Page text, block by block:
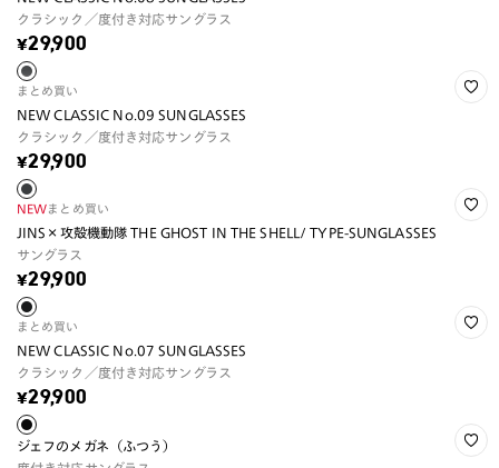
クラシック／度付き対応サングラス
¥29,900
まとめ買い
NEW CLASSIC No.09 SUNGLASSES
クラシック／度付き対応サングラス
¥29,900
NEWまとめ買い
JINS×攻殻機動隊 THE GHOST IN THE SHELL/ TYPE-SUNGLASSES
サングラス
¥29,900
まとめ買い
NEW CLASSIC No.07 SUNGLASSES
クラシック／度付き対応サングラス
¥29,900
ジェフのメガネ（ふつう）